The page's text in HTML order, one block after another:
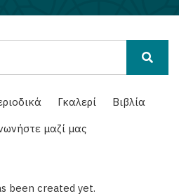
Γκαλερί
Βιβλία
μαζί μας
been created yet.